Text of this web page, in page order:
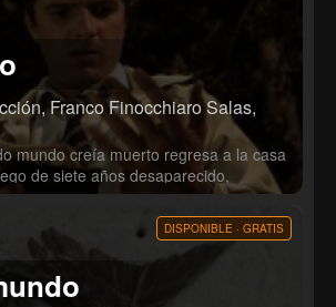
Franco Finocchiaro Salas,
mundo creía muerto regresa a la casa
de siete años desaparecido,
un par de detectives.
DISPONIBLE · GRATIS